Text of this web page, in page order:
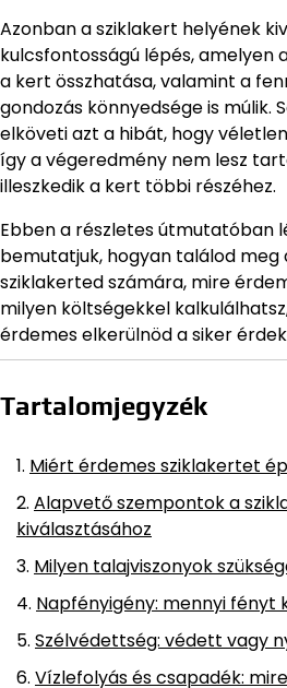
Azonban a sziklakert helyének
kulcsfontosságú lépés, amelyen
a kert összhatása, valamint a
gondozás könnyedsége is múlik.
elköveti azt a hibát, hogy
így a végeredmény nem lesz
illeszkedik a kert többi részéhez.
Ebben a részletes útmutatóban
bemutatjuk, hogyan találod
sziklakerted számára, mire
milyen költségekkel
érdemes elkerülnöd a siker
Tartalomjegyzék
Miért érdemes sziklakertet
Alapvető szempontok a
kiválasztásához
Milyen talajviszonyok
Napfényigény: mennyi fényt
Szélvédettség: védett vagy
Vízlefolyás és csapadék: